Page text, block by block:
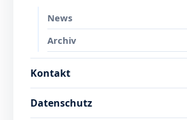
News
Archiv
Kontakt
Datenschutz